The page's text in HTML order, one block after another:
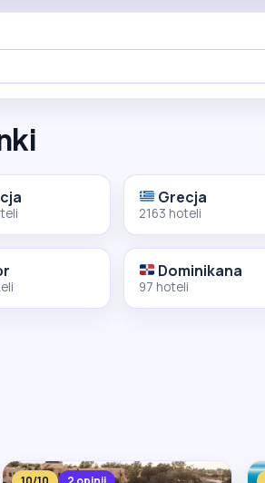
Grecja
2163 hoteli
Dominikana
97 hoteli